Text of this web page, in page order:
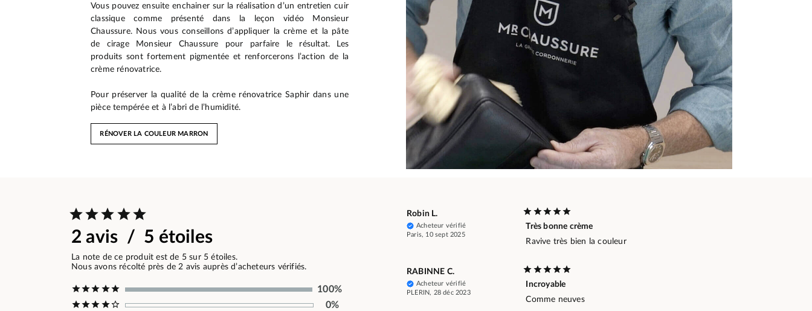
Vous pouvez ensuite enchainer sur la réalisation d’un entretien cuir
classique comme présenté dans la leçon vidéo Monsieur
Chaussure. Nous vous conseillons d’appliquer la crème et la pâte
de cirage Monsieur Chaussure pour parfaire le résultat. Les
produits sont fortement pigmentée et renforcerons l’action de la
crème rénovatrice.
Pour préserver la qualité de la crème rénovatrice Saphir dans une
pièce tempérée et à l’abri de l’humidité.
RÉNOVER LA COULEUR MARRON
2 avis / 5 étoiles
La note de ce produit est de 5 sur 5 étoiles.
Nous avons récolté près de 2 avis auprès d’acheteurs vérifiés.
100%
0%
Robin L.
Acheteur vérifié
Paris, 10 sept 2025
Très bonne crème
Ravive très bien la couleur
RABINNE C.
Acheteur vérifié
PLERIN, 28 déc 2023
Incroyable
Comme neuves